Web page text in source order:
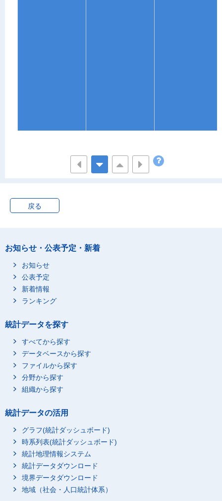
戻る
お知らせ・公表予定・新着
お知らせ
公表予定
新着情報
ランキング
統計データを探す
すべてから探す
データベースから探す
ファイルから探す
分野から探す
組織から探す
統計データの活用
グラフ(統計ダッシュボード)
時系列表(統計ダッシュボード)
統計地理情報システム
統計データダウンロード
境界データダウンロード
地域（社会・人口統計体系）